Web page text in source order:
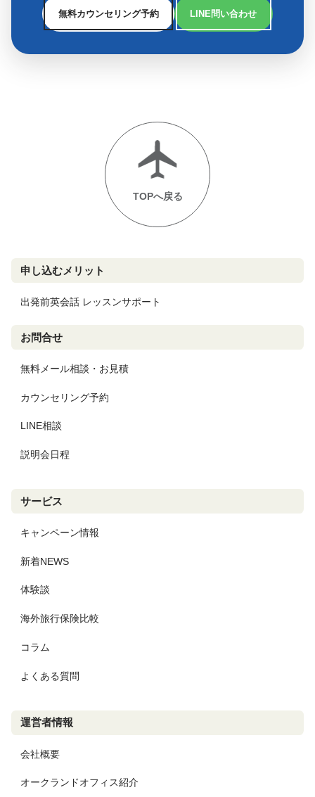
無料カウンセリング予約 LINE問い合わせ
TOPへ戻る
申し込むメリット
出発前英会話 レッスンサポート
お問合せ
無料メール相談・お見積
カウンセリング予約
LINE相談
説明会日程
サービス
キャンペーン情報
新着NEWS
体験談
海外旅行保険比較
コラム
よくある質問
運営者情報
会社概要
オークランドオフィス紹介